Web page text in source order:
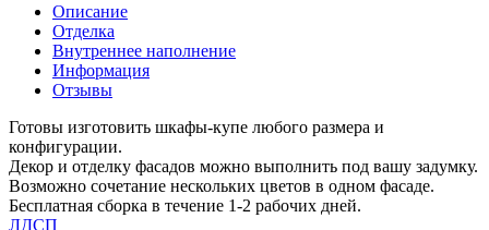
Описание
Отделка
Внутреннее наполнение
Информация
Отзывы
Готовы изготовить шкафы-купе любого размера и
конфигурации.
Декор и отделку фасадов можно выполнить под вашу задумку.
Возможно сочетание нескольких цветов в одном фасаде.
Бесплатная сборка в течение 1-2 рабочих дней.
ЛДСП